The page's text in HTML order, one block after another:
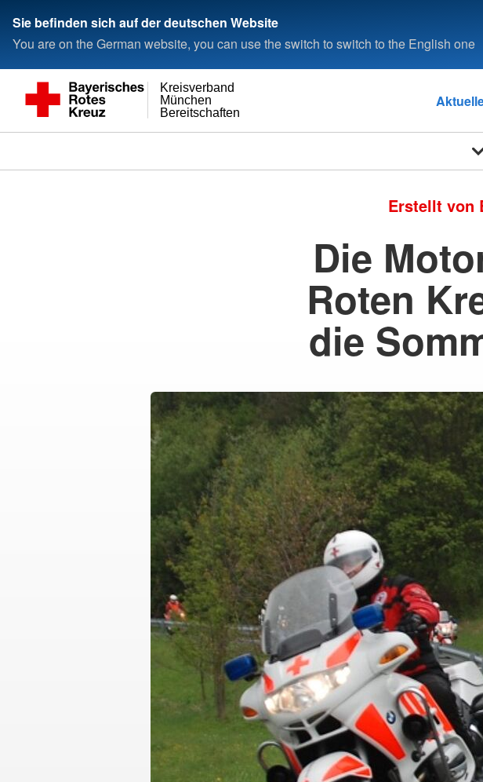
Sie befinden sich auf der deutschen Website
You are on the German website, you can use the switch to switch to the English one
Bereitschaften
München
Kreisverband
Erstellt von
Die
Roten
die